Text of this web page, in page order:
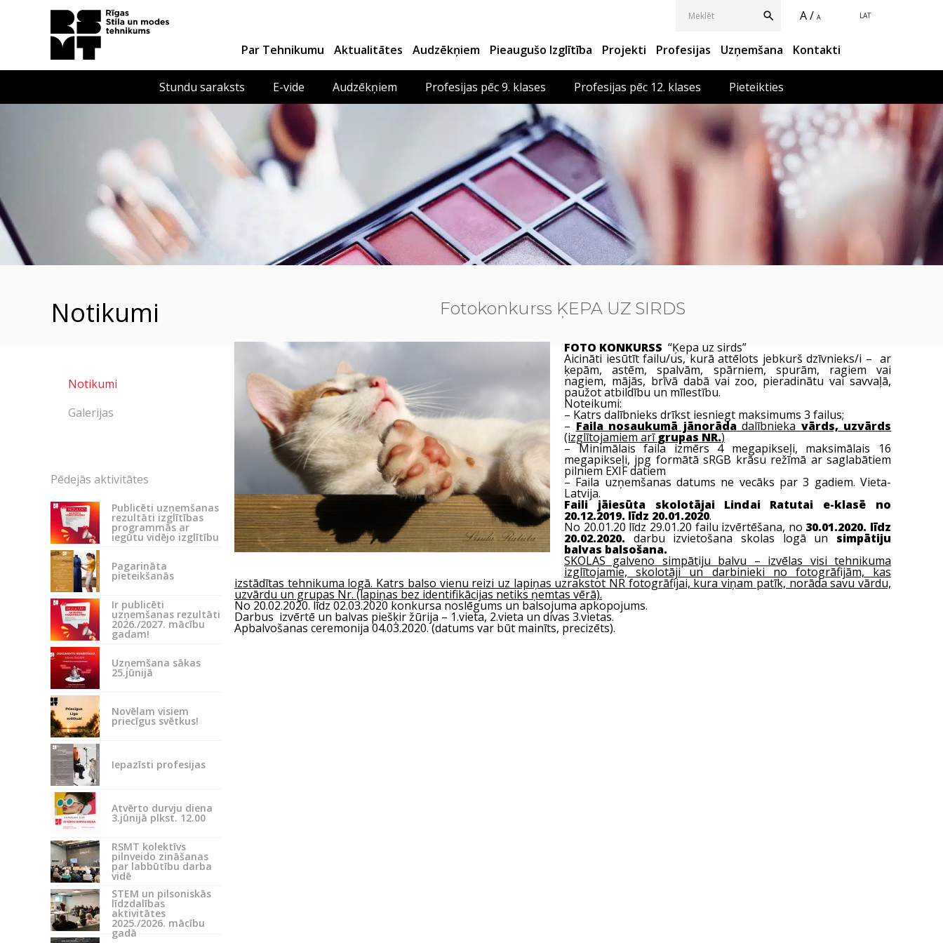
LAT
A / A
Par Tehnikumu Aktualitātes Audzēkņiem Pieaugušo Izglītība Projekti Profesijas Uzņemšana Kontakti
Stundu saraksts E-vide Audzēkņiem Profesijas pēc 9. klases Profesijas pēc 12. klases Pieteikties
notikumi
Notikumi
Galerijas
Pēdejās aktivitātes
Publicēti uzņemšanas
rezultāti izglītības
programmās ar
iegūtu vidējo izglītību
Pagarināta
pieteikšanās
Ir publicēti
uzņemšanas rezultāti
2026./2027. mācību
gadam!
Uzņemšana sākas
25.jūnijā
Novēlam visiem
priecīgus svētkus!
Iepazīsti profesijas
Atvērto durvju diena
3.jūnijā plkst. 12.00
RSMT kolektīvs
pilnveido zināšanas
par labbūtību darba
vidē
STEM un pilsoniskās
līdzdalības
aktivitātes
2025./2026. mācību
gadā
Fotokonkurss ĶEPA UZ SIRDS
FOTO KONKURSS “Ķepa uz sirds”
Aicināti iesūtīt failu/us, kurā attēlots jebkurš dzīvnieks/i – ar
ķepām, astēm, spalvām, spārniem, spurām, ragiem vai
nagiem, mājās, brīvā dabā vai zoo, pieradinātu vai savvaļā,
paužot atbildību un mīlestību.
Noteikumi:
– Katrs dalībnieks drīkst iesniegt maksimums 3 failus;
– Faila nosaukumā jānorādadalībnieka vārds, uzvārds
(izglītojamiem arī grupas NR.)
– Minimālais faila izmērs 4 megapikseļi, maksimālais 16
megapikseļi, jpg formātā sRGB krāsu režīmā ar saglabātiem
pilniem EXIF datiem
– Faila uzņemšanas datums ne vecāks par 3 gadiem. Vieta-
Latvija.
Faili jāiesūta skolotājai Lindai Ratutai e-klasē no
20.12.2019. līdz 20.01.2020.
No 20.01.20 līdz 29.01.20 failu izvērtēšana, no 30.01.2020. līdz
20.02.2020. darbu izvietošana skolas logā un simpātiju
balvas balsošana.
SKOLAS galveno simpātiju balvu – izvēlas visi tehnikuma
izglītojamie, skolotāji un darbinieki no fotogrāfijām, kas
izstādītas tehnikuma logā. Katrs balso vienu reizi uz lapiņas uzrakstot NR fotogrāfijai, kura viņam patīk, norāda savu vārdu,
uzvārdu un grupas Nr. (lapiņas bez identifikācijas netiks ņemtas vērā).
No 20.02.2020. līdz 02.03.2020 konkursa noslēgums un balsojuma apkopojums.
Darbus izvērtē un balvas piešķir žūrija – 1.vieta, 2.vieta un divas 3.vietas.
Apbalvošanas ceremonija 04.03.2020. (datums var būt mainīts, precizēts).